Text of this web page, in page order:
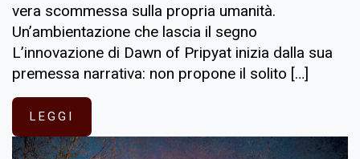
vera scommessa sulla propria umanità.
Un’ambientazione che lascia il segno
L’innovazione di Dawn of Pripyat inizia dalla sua
premessa narrativa: non propone il solito […]
LEGGI